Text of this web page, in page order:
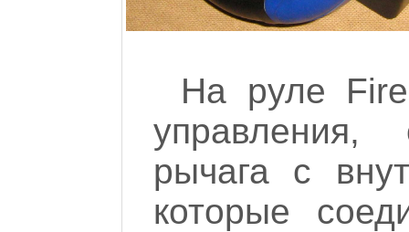
На руле
рычага с
которые